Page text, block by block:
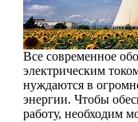
Все современное
электрическим
нуждаются в
энергии. Чтобы
работу, необходим